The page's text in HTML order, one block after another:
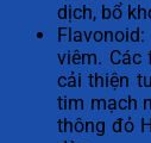
dịch, bổ
viêm. Các
cải thiện
tim mạch
thông đỏ